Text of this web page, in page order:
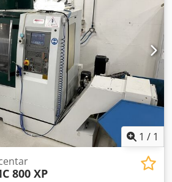
1 / 1
800 XP